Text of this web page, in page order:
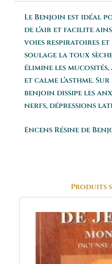
Le Benjoin est idéal
de l’air et facilite
voies respiratoires et
soulage la toux
élimine les
et calme l’asthme.
benjoin dissipe les
nerfs, dépressions
Encens Résine de
Produits